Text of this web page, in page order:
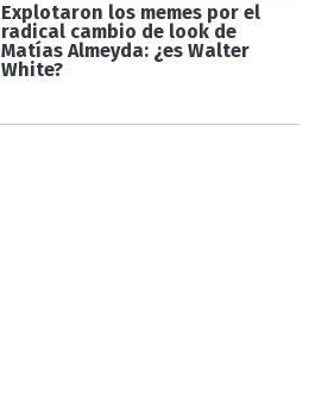
Explotaron los memes por el
radical cambio de look de
Matías Almeyda: ¿es Walter
White?